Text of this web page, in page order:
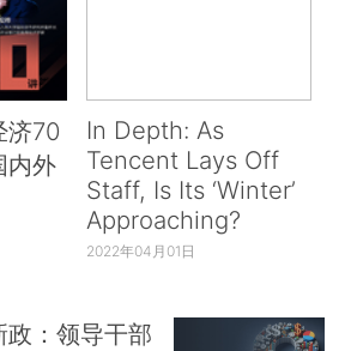
济70
内外
In Depth: As
Tencent Lays Off
Staff, Is Its ‘Winter’
Approaching?
2022年04月01日
：领导干部